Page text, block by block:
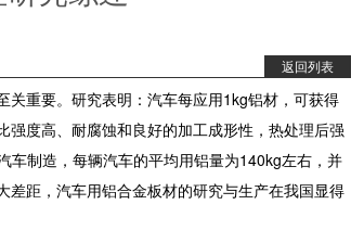
返回列表
重要。研究表明：汽车每应用1kg铝材，可获得
度高、耐腐蚀和良好的加工成形性，热处理后强
车制造，每辆汽车的平均用铝量为140kg左右，并
距，汽车用铝合金板材的研究与生产在我国显得